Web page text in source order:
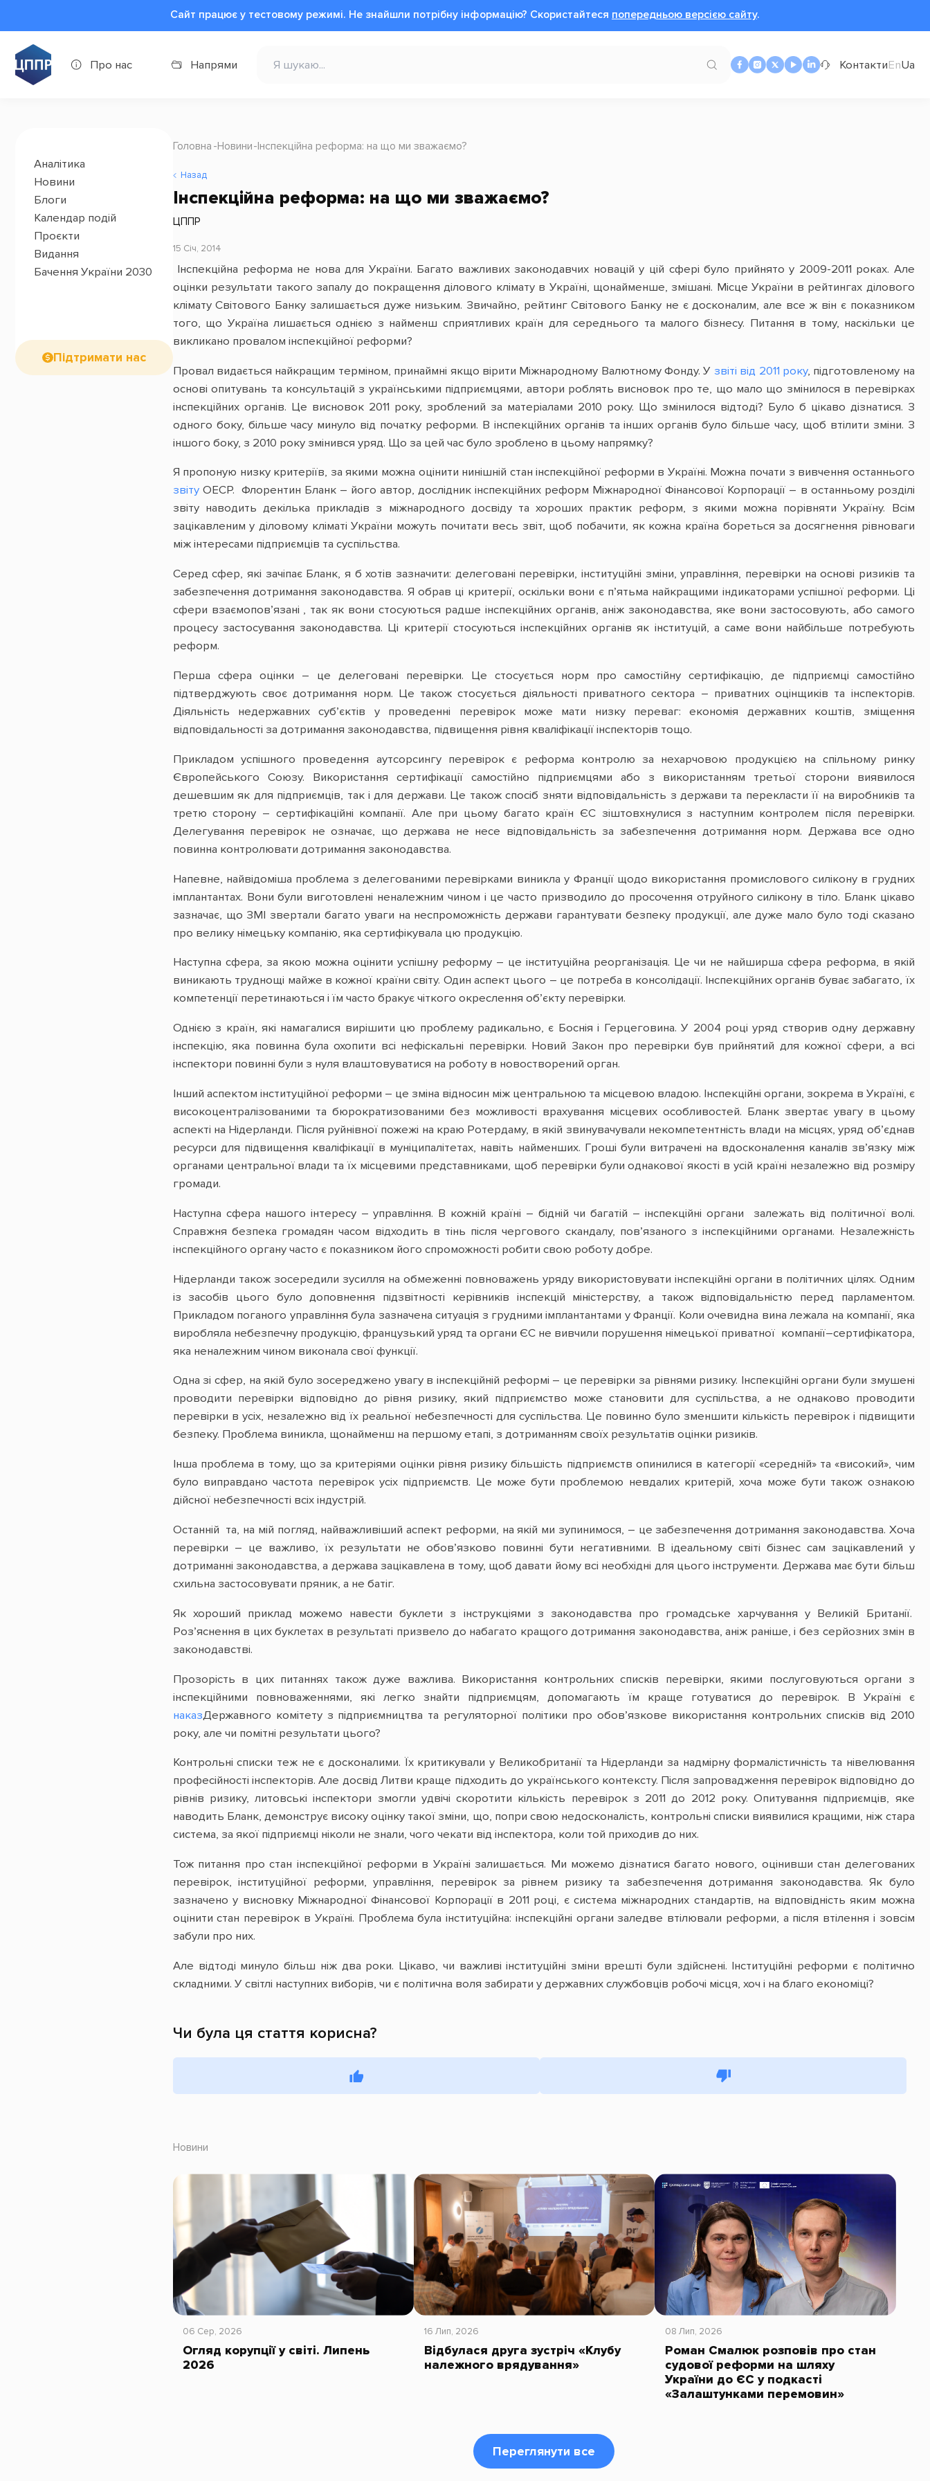
Сайт працює у тестовому режимі. Не знайшли потрібну інформацію? Cкористайтеся попередньою версією сайту.
Про нас Напрями КонтактиEnUa
Аналітика
Новини
Блоги
Календар подій
Проєкти
Видання
Бачення України 2030
Підтримати нас
Головна Новини Інспекційна реформа: на що ми зважаємо?
Назад
Інспекційна реформа: на що ми зважаємо?
ЦППР
15 Січ, 2014
Інспекційна реформа не нова для України. Багато важливих законодавчих новацій у цій сфері було прийнято у 2009-2011 роках. Але
оцінки результати такого запалу до покращення ділового клімату в Україні, щонайменше, змішані. Місце України в рейтингах ділового
клімату Світового Банку залишається дуже низьким. Звичайно, рейтинг Світового Банку не є досконалим, але все ж він є показником
того, що Україна лишається однією з найменш сприятливих країн для середнього та малого бізнесу. Питання в тому, наскільки це
викликано провалом інспекційної реформи?
Провал видається найкращим терміном, принаймні якщо вірити Міжнародному Валютному Фонду. У звіті від 2011 року, підготовленому на
основі опитувань та консультацій з українськими підприємцями, автори роблять висновок про те, що мало що змінилося в перевірках
інспекційних органів. Це висновок 2011 року, зроблений за матеріалами 2010 року. Що змінилося відтоді? Було б цікаво дізнатися. З
одного боку, більше часу минуло від початку реформи. В інспекційних органів та інших органів було більше часу, щоб втілити зміни. З
іншого боку, з 2010 року змінився уряд. Що за цей час було зроблено в цьому напрямку?
Я пропоную низку критеріїв, за якими можна оцінити нинішній стан інспекційної реформи в Україні. Можна почати з вивчення останнього
звітуОЕСР. Флорентин Бланк – його автор, дослідник інспекційних реформ Міжнародної Фінансової Корпорації – в останньому розділі
звіту наводить декілька прикладів з міжнародного досвіду та хороших практик реформ, з якими можна порівняти Україну. Всім
зацікавленим у діловому кліматі України можуть почитати весь звіт, щоб побачити, як кожна країна бореться за досягнення рівноваги
між інтересами підприємців та суспільства.
Серед сфер, які зачіпає Бланк, я б хотів зазначити: делеговані перевірки, інституційні зміни, управління, перевірки на основі ризиків та
забезпечення дотримання законодавства. Я обрав ці критерії, оскільки вони є п’ятьма найкращими індикаторами успішної реформи. Ці
сфери взаємопов’язані , так як вони стосуються радше інспекційних органів, аніж законодавства, яке вони застосовують, або самого
процесу застосування законодавства. Ці критерії стосуються інспекційних органів як інституцій, а саме вони найбільше потребують
реформ.
Перша сфера оцінки – це делеговані перевірки. Це стосується норм про самостійну сертифікацію, де підприємці самостійно
підтверджують своє дотримання норм. Це також стосується діяльності приватного сектора – приватних оцінщиків та інспекторів.
Діяльність недержавних суб’єктів у проведенні перевірок може мати низку переваг: економія державних коштів, зміщення
відповідальності за дотримання законодавства, підвищення рівня кваліфікації інспекторів тощо.
Прикладом успішного проведення аутсорсингу перевірок є реформа контролю за нехарчовою продукцією на спільному ринку
Європейського Союзу. Використання сертифікації самостійно підприємцями або з використанням третьої сторони виявилося
дешевшим як для підприємців, так і для держави. Це також спосіб зняти відповідальність з держави та перекласти її на виробників та
третю сторону – сертифікаційні компанії. Але при цьому багато країн ЄС зіштовхнулися з наступним контролем після перевірки.
Делегування перевірок не означає, що держава не несе відповідальність за забезпечення дотримання норм. Держава все одно
повинна контролювати дотримання законодавства.
Напевне, найвідоміша проблема з делегованими перевірками виникла у Франції щодо використання промислового силікону в грудних
імплантантах. Вони були виготовлені неналежним чином і це часто призводило до просочення отруйного силікону в тіло. Бланк цікаво
зазначає, що ЗМІ звертали багато уваги на неспроможність держави гарантувати безпеку продукції, але дуже мало було тоді сказано
про велику німецьку компанію, яка сертифікувала цю продукцію.
Наступна сфера, за якою можна оцінити успішну реформу – це інституційна реорганізація. Це чи не найширша сфера реформа, в якій
виникають труднощі майже в кожної країни світу. Один аспект цього – це потреба в консолідації. Інспекційних органів буває забагато, їх
компетенції перетинаються і їм часто бракує чіткого окреслення об’єкту перевірки.
Однією з країн, які намагалися вирішити цю проблему радикально, є Боснія і Герцеговина. У 2004 році уряд створив одну державну
інспекцію, яка повинна була охопити всі нефіскальні перевірки. Новий Закон про перевірки був прийнятий для кожної сфери, а всі
інспектори повинні були з нуля влаштовуватися на роботу в новостворений орган.
Інший аспектом інституційної реформи – це зміна відносин між центральною та місцевою владою. Інспекційні органи, зокрема в Україні, є
високоцентралізованими та бюрократизованими без можливості врахування місцевих особливостей. Бланк звертає увагу в цьому
аспекті на Нідерланди. Після руйнівної пожежі на краю Ротердаму, в якій звинувачували некомпетентність влади на місцях, уряд об’єднав
ресурси для підвищення кваліфікації в муніципалітетах, навіть найменших. Гроші були витрачені на вдосконалення каналів зв’язку між
органами центральної влади та їх місцевими представниками, щоб перевірки були однакової якості в усій країні незалежно від розміру
громади.
Наступна сфера нашого інтересу – управління. В кожній країні – бідній чи багатій – інспекційні органи залежать від політичної волі.
Справжня безпека громадян часом відходить в тінь після чергового скандалу, пов’язаного з інспекційними органами. Незалежність
інспекційного органу часто є показником його спроможності робити свою роботу добре.
Нідерланди також зосередили зусилля на обмеженні повноважень уряду використовувати інспекційні органи в політичних цілях. Одним
із засобів цього було доповнення підзвітності керівників інспекцій міністерству, а також відповідальністю перед парламентом.
Прикладом поганого управління була зазначена ситуація з грудними імплантантами у Франції. Коли очевидна вина лежала на компанії, яка
виробляла небезпечну продукцію, французький уряд та органи ЄС не вивчили порушення німецької приватної компанії–сертифікатора,
яка неналежним чином виконала свої функції.
Одна зі сфер, на якій було зосереджено увагу в інспекційній реформі – це перевірки за рівнями ризику. Інспекційні органи були змушені
проводити перевірки відповідно до рівня ризику, який підприємство може становити для суспільства, а не однаково проводити
перевірки в усіх, незалежно від їх реальної небезпечності для суспільства. Це повинно було зменшити кількість перевірок і підвищити
безпеку. Проблема виникла, щонайменш на першому етапі, з дотриманням своїх результатів оцінки ризиків.
Інша проблема в тому, що за критеріями оцінки рівня ризику більшість підприємств опинилися в категорії «середній» та «високий», чим
було виправдано частота перевірок усіх підприємств. Це може бути проблемою невдалих критерій, хоча може бути також ознакою
дійсної небезпечності всіх індустрій.
Останній та, на мій погляд, найважливіший аспект реформи, на якій ми зупинимося, – це забезпечення дотримання законодавства. Хоча
перевірки – це важливо, їх результати не обов’язково повинні бути негативними. В ідеальному світі бізнес сам зацікавлений у
дотриманні законодавства, а держава зацікавлена в тому, щоб давати йому всі необхідні для цього інструменти. Держава має бути більш
схильна застосовувати пряник, а не батіг.
Як хороший приклад можемо навести буклети з інструкціями з законодавства про громадське харчування у Великій Британії.
Роз’яснення в цих буклетах в результаті призвело до набагато кращого дотримання законодавства, аніж раніше, і без серйозних змін в
законодавстві.
Прозорість в цих питаннях також дуже важлива. Використання контрольних списків перевірки, якими послуговуються органи з
інспекційними повноваженнями, які легко знайти підприємцям, допомагають їм краще готуватися до перевірок. В Україні є
наказДержавного комітету з підприємництва та регуляторної політики про обов’язкове використання контрольних списків від 2010
року, але чи помітні результати цього?
Контрольні списки теж не є досконалими. Їх критикували у Великобританії та Нідерланди за надмірну формалістичність та нівелювання
професійності інспекторів. Але досвід Литви краще підходить до українського контексту. Після запровадження перевірок відповідно до
рівнів ризику, литовські інспектори змогли удвічі скоротити кількість перевірок з 2011 до 2012 року. Опитування підприємців, яке
наводить Бланк, демонструє високу оцінку такої зміни, що, попри свою недосконалість, контрольні списки виявилися кращими, ніж стара
система, за якої підприємці ніколи не знали, чого чекати від інспектора, коли той приходив до них.
Тож питання про стан інспекційної реформи в Україні залишається. Ми можемо дізнатися багато нового, оцінивши стан делегованих
перевірок, інституційної реформи, управління, перевірок за рівнем ризику та забезпечення дотримання законодавства. Як було
зазначено у висновку Міжнародної Фінансової Корпорації в 2011 році, є система міжнародних стандартів, на відповідність яким можна
оцінити стан перевірок в Україні. Проблема була інституційна: інспекційні органи заледве втілювали реформи, а після втілення і зовсім
забули про них.
Але відтоді минуло більш ніж два роки. Цікаво, чи важливі інституційні зміни врешті були здійснені. Інституційні реформи є політично
складними. У світлі наступних виборів, чи є політична воля забирати у державних службовців робочі місця, хоч і на благо економіці?
Чи була ця стаття корисна?
Новини
06 Сер, 2026
Огляд корупції у світі. Липень
2026
16 Лип, 2026
Відбулася друга зустріч «Клубу
належного врядування»
08 Лип, 2026
Роман Смалюк розповів про стан
судової реформи на шляху
України до ЄС у подкасті
«Залаштунками перемовин»
Переглянути все